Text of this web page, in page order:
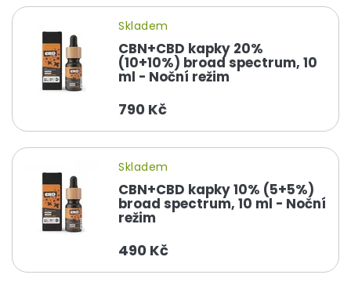
CBN+CBD kapky 20%
(10+10%) broad spectrum, 10
ml - Noční režim
Skladem
790 Kč
CBN+CBD kapky 10% (5+5%)
broad spectrum, 10 ml - Noční
režim
Skladem
490 Kč